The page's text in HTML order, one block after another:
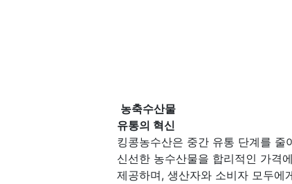
농축수산물
유통의 혁신
킹콩농수산은 중간 유통 단계를 줄
신선한 농수산물을 합리적인 가격
제공하며, 생산자와 소비자 모두에